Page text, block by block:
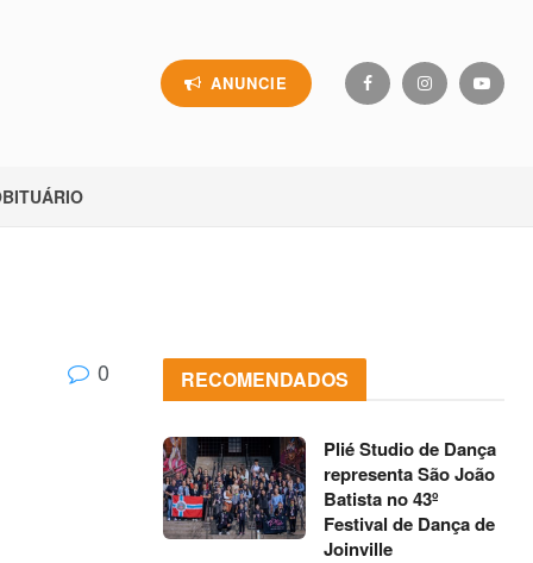
ANUNCIE
0 RECOMENDADOS
Plié Studio de Dança
representa São João
Batista no 43º
Festival de Dança de
Joinville